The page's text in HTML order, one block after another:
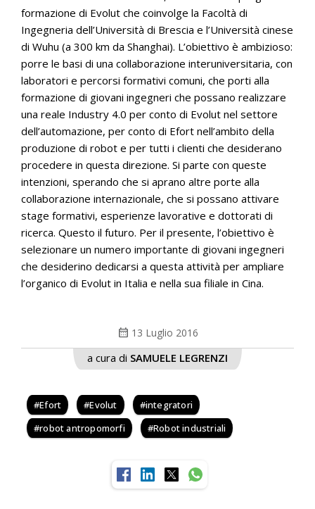
formazione di Evolut che coinvolge la Facoltà di
Ingegneria dell’Università di Brescia e l’Università cinese
di Wuhu (a 300 km da Shanghai). L’obiettivo è ambizioso:
porre le basi di una collaborazione interuniversitaria, con
laboratori e percorsi formativi comuni, che porti alla
formazione di giovani ingegneri che possano realizzare
una reale Industry 4.0 per conto di Evolut nel settore
dell’automazione, per conto di Efort nell’ambito della
produzione di robot e per tutti i clienti che desiderano
procedere in questa direzione. Si parte con queste
intenzioni, sperando che si aprano altre porte alla
collaborazione internazionale, che si possano attivare
stage formativi, esperienze lavorative e dottorati di
ricerca. Questo il futuro. Per il presente, l’obiettivo è
selezionare un numero importante di giovani ingegneri
che desiderino dedicarsi a questa attività per ampliare
l’organico di Evolut in Italia e nella sua filiale in Cina.
calendar_month 13 Luglio 2016
a cura di SAMUELE LEGRENZI
Efort Evolut
integratori
robot antropomorfi
Robot industriali